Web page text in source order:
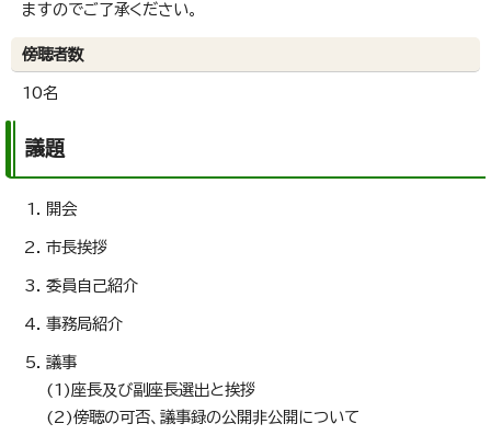
ますのでご了承ください。
傍聴者数
10名
議題
開会
市長挨拶
委員自己紹介
事務局紹介
議事
(1)座長及び副座長選出と挨拶
(2)傍聴の可否、議事録の公開非公開について